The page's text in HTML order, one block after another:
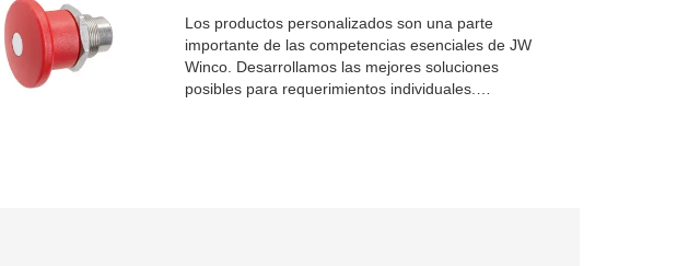
Los productos personalizados son una parte
importante de las competencias esenciales de JW
Winco. Desarrollamos las mejores soluciones
posibles para requerimientos individuales.